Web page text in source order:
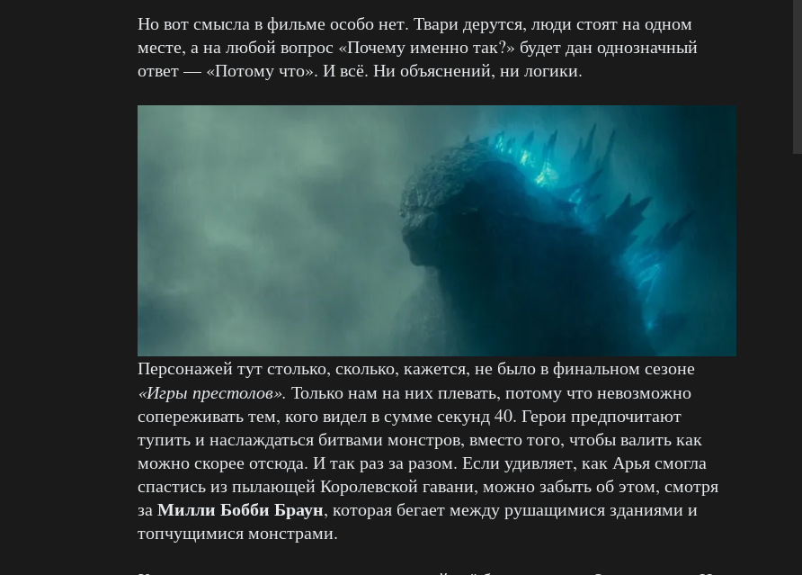
Но вот смысла в фильме особо нет. Твари дерутся, люди стоят на одном
месте, а на любой вопрос «Почему именно так?» будет дан однозначный
ответ — «Потому что». И всё. Ни объяснений, ни логики.
Персонажей тут столько, сколько, кажется, не было в финальном сезоне
«Игры престолов». Только нам на них плевать, потому что невозможно
сопереживать тем, кого видел в сумме секунд 40. Герои предпочитают
тупить и наслаждаться битвами монстров, вместо того, чтобы валить как
можно скорее отсюда. И так раз за разом. Если удивляет, как Арья смогла
спастись из пылающей Королевской гавани, можно забыть об этом, смотря
заМилли Бобби Браун, которая бегает между рушащимися зданиями и
топчущимися монстрами.